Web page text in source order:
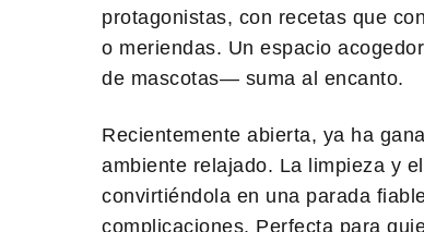
protagonistas, con recetas que
o meriendas. Un espacio
de mascotas— suma al encanto.
Recientemente abierta, ya ha
ambiente relajado. La limpieza y
convirtiéndola en una parada
complicaciones. Perfecta para